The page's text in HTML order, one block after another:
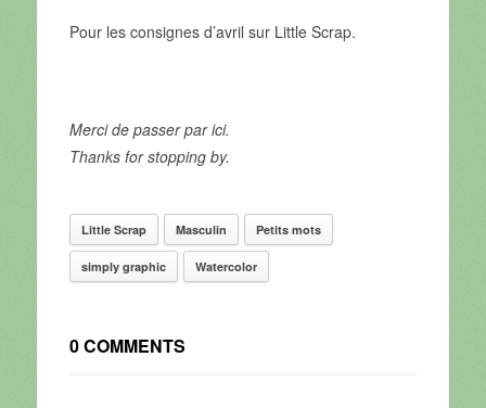
Pour les consignes d’avril sur Little Scrap.
Merci de passer par ici.
Thanks for stopping by.
Little Scrap Masculin Petits mots
simply graphic Watercolor
0 COMMENTS